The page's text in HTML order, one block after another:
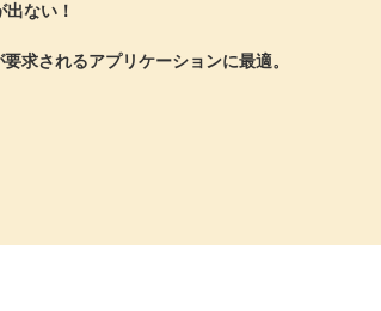
ない！
要求されるアプリケーションに最適。